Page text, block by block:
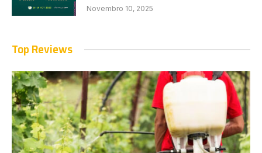
Novembro 10, 2025
Top Reviews